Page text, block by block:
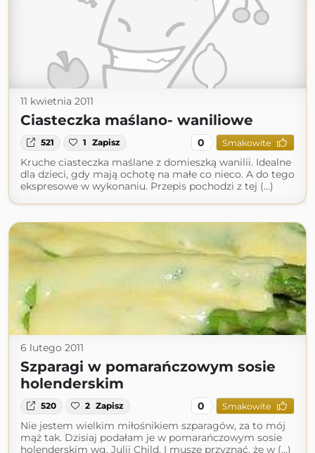
11 kwietnia 2011
Ciasteczka maślano- waniliowe
521 1 Zapisz 0 Smakowite
Kruche ciasteczka maślane z domieszką wanilii. Idealne
dla dzieci, gdy mają ochotę na małe co nieco. A do tego
ekspresowe w wykonaniu. Przepis pochodzi z tej (...)
6 lutego 2011
Szparagi w pomarańczowym sosie
holenderskim
520 2 Zapisz 0 Smakowite
Nie jestem wielkim miłośnikiem szparagów, za to mój
mąż tak. Dzisiaj podałam je w pomarańczowym sosie
holenderskim wg. Julii Child. I muszę przyznać, że w (...)